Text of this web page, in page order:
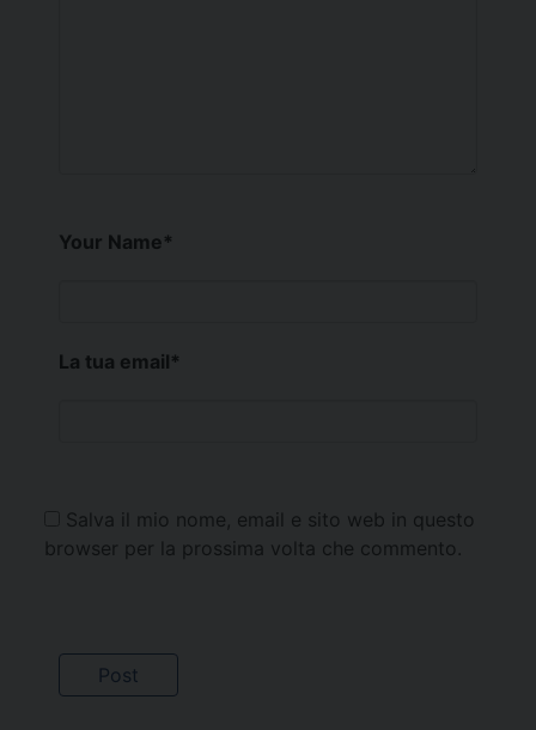
Your Name*
La tua email*
Salva il mio nome, email e sito web in questo
browser per la prossima volta che commento.